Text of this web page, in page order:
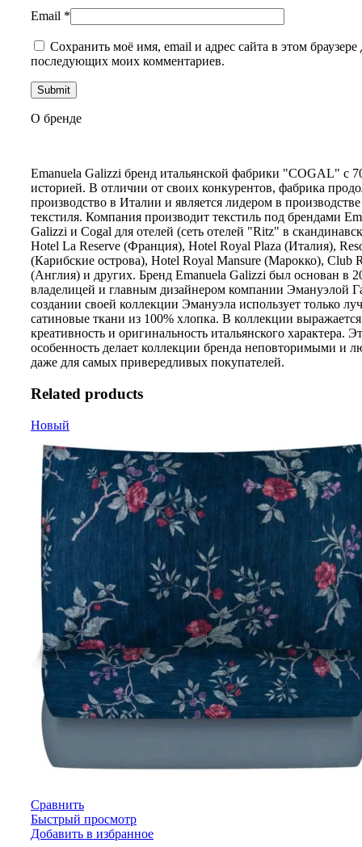
Email *
Сохранить моё имя, email и адрес сайта в этом браузере
последующих моих комментариев.
О бренде
Emanuela Galizzi бренд итальянской фабрики "COGAL" с
историей. В отличии от своих конкурентов, фабрика
производство в Италии и является лидером в
текстиля. Компания производит текстиль под брендами
Galizzi и Cogal для отелей (сеть отелей "Ritz" в
Hotel La Reserve (Франция), Hotel Royal Plaza (Италия),
(Карибские острова), Hotel Royal Mansure (Марокко), Club
(Англия) и других. Бренд Emanuela Galizzi был основан в
владелицей и главным дизайнером компании Эмануэлой
создании своей коллекции Эмануэла использует только
сатиновые ткани из 100% хлопка. В коллекции выражается
креативность и оригинальность итальянского характера.
особенность делает коллекции бренда неповторимыми и
даже для самых привередливых покупателей.
Related products
Новый
Сравнить
Быстрый просмотр
Добавить в избранное